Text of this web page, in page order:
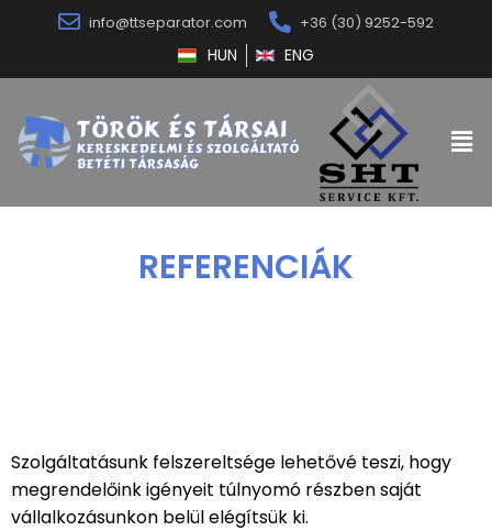
info@ttseparator.com +36 (30) 9252-592
HUN ENG
REFERENCIÁK
Szolgáltatásunk felszereltsége lehetővé teszi, hogy
megrendelőink igényeit túlnyomó részben saját
vállalkozásunkon belül elégítsük ki.